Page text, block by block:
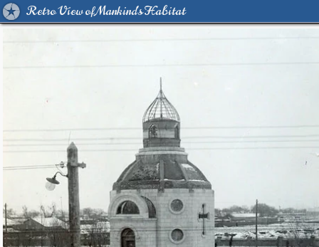
Retro View of Mankind's Habitat